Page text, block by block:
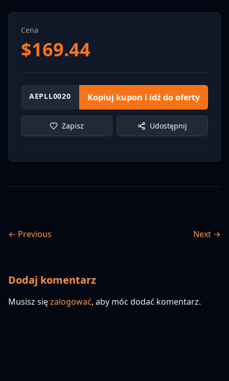
Cena
$169.44
AEPLL0020 Kopiuj kupon i idź do oferty
Zapisz Udostępnij
← Previous Next →
Dodaj komentarz
Musisz sięzalogować, aby móc dodać komentarz.